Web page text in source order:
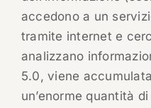
accedono a un
tramite internet e
analizzano
5.0, viene
un’enorme quantità